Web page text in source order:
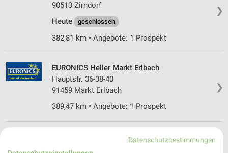
❯
90513 Zirndorf
Heute
geschlossen
382,81 km • Angebote: 1 Prospekt
❯
EURONICS Heller Markt Erlbach
Hauptstr. 36-38-40
91459 Markt Erlbach
389,47 km • Angebote: 1 Prospekt
MediaMarkt Saturn NürnbergDatenschutzbestimmungen